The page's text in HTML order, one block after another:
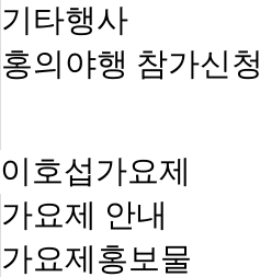
기타행사
홍의야행 참가신청
이호섭가요제
가요제 안내
가요제홍보물